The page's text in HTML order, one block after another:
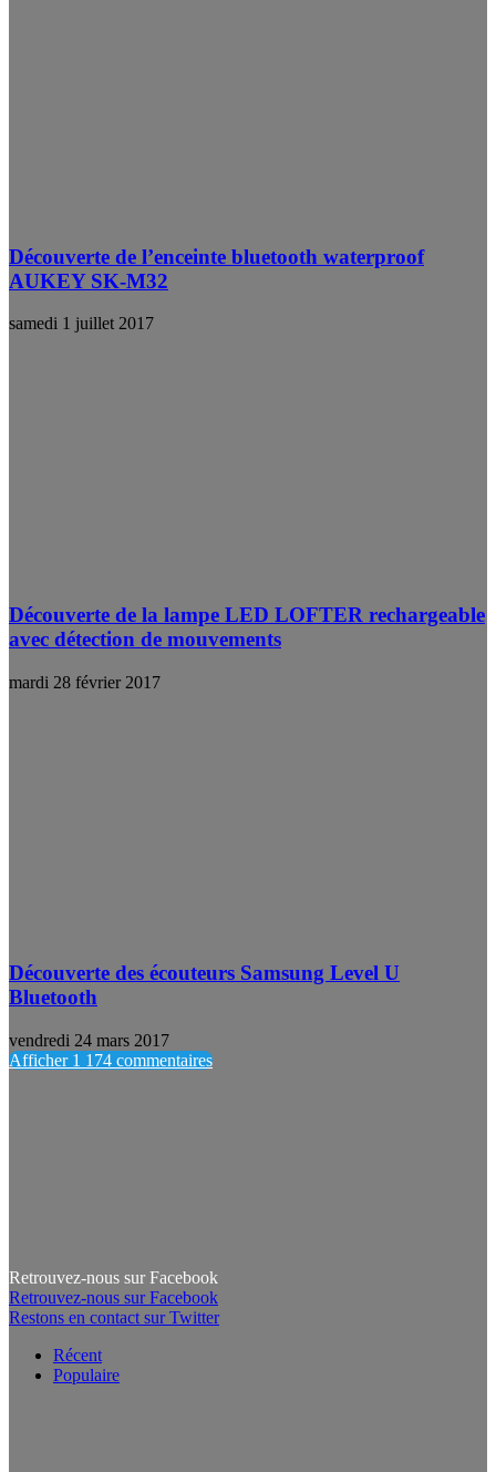
Découverte de l’enceinte bluetooth waterproof
AUKEY SK-M32
samedi 1 juillet 2017
Découverte de la lampe LED LOFTER rechargeable
avec détection de mouvements
mardi 28 février 2017
Découverte des écouteurs Samsung Level U
Bluetooth
vendredi 24 mars 2017
Afficher 1 174 commentaires
Retrouvez-nous sur Facebook
Retrouvez-nous sur Facebook
Restons en contact sur Twitter
Récent
Populaire